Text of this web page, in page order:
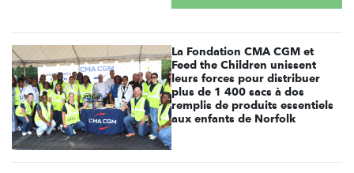
La Fondation CMA CGM et
Feed the Children unissent
leurs forces pour distribuer
plus de 1 400 sacs à dos
remplis de produits essentiels
aux enfants de Norfolk